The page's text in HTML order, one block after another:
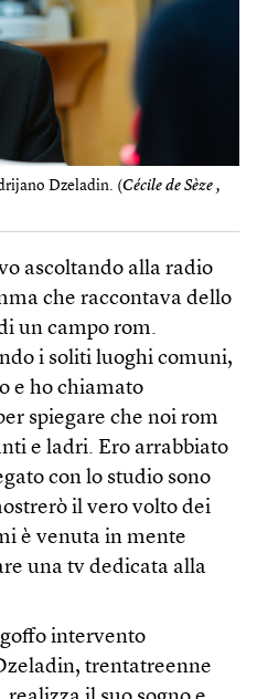
Dzeladin. (Cécile de Sèze ,
ascoltando alla radio
che raccontava dello
un campo rom.
i soliti luoghi comuni,
e ho chiamato
spiegare che noi rom
e ladri. Ero arrabbiato
con lo studio sono
il vero volto dei
è venuta in mente
una tv dedicata alla
intervento
trentatreenne